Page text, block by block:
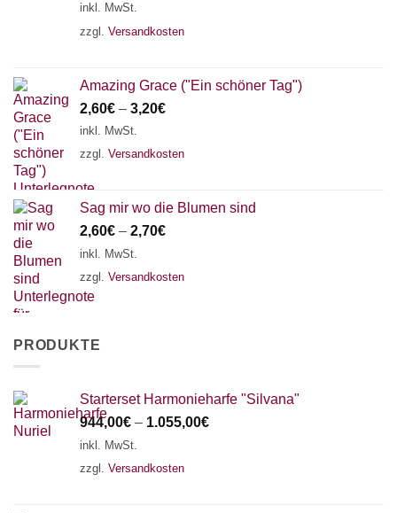
inkl. MwSt.
zzgl. Versandkosten
Amazing Grace ("Ein schöner Tag")
2,60€ – 3,20€
inkl. MwSt.
zzgl. Versandkosten
Sag mir wo die Blumen sind
2,60€ – 2,70€
inkl. MwSt.
zzgl. Versandkosten
PRODUKTE
Starterset Harmonieharfe "Silvana"
944,00€ – 1.055,00€
inkl. MwSt.
zzgl. Versandkosten